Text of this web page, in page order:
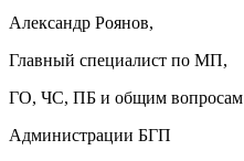
Александр Роянов,
Главный специалист по МП,
ГО, ЧС, ПБ и общим вопросам
Администрации БГП